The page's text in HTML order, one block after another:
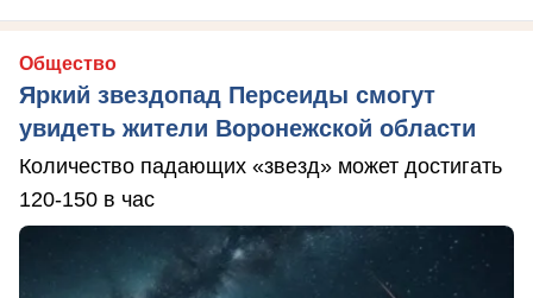
Общество
Яркий звездопад Персеиды смогут
увидеть жители Воронежской области
Количество падающих «звезд» может достигать
120-150 в час